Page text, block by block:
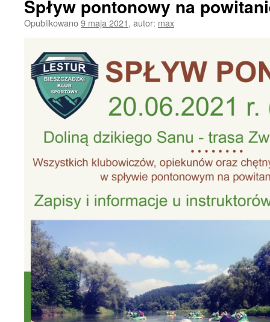
Spływ pontonowy na
Opublikowano9 maja 2021, autor: max